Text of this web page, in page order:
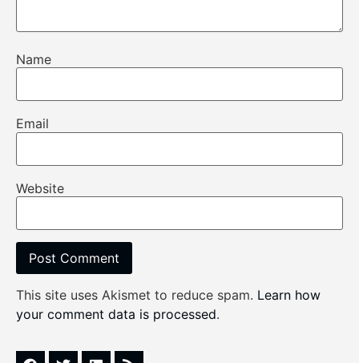
Name
Email
Website
This site uses Akismet to reduce spam. Learn how
your comment data is processed.